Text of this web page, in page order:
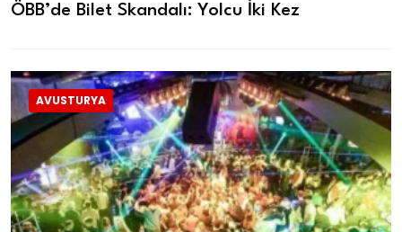
ÖBB’de Bilet Skandalı: Yolcu İki Kez
AVUSTURYA